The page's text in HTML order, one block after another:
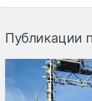
Публикации